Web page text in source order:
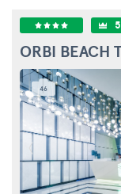
46
ORBI BEACH